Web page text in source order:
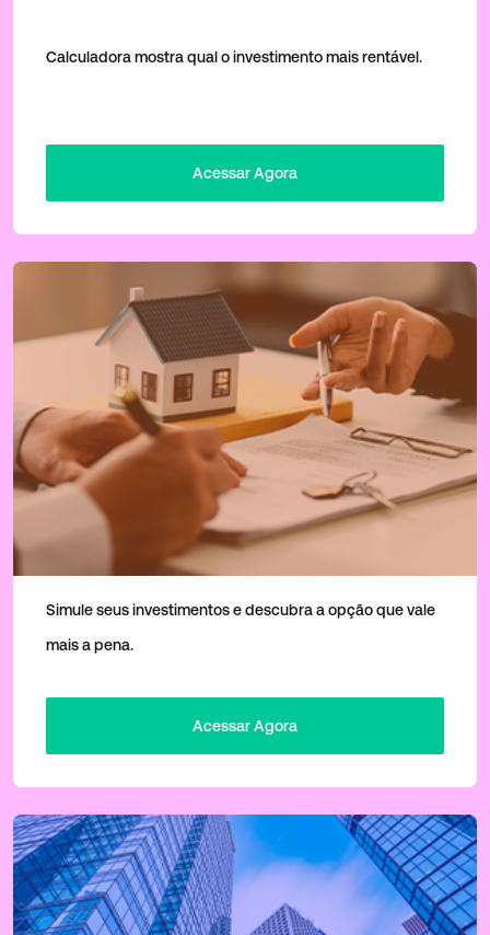
Calculadora mostra qual o investimento mais rentável.
Acessar Agora
Imóveis x Fundos Imobiliários
Simule seus investimentos e descubra a opção que vale
mais a pena.
Acessar Agora